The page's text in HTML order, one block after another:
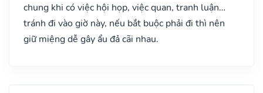
chung khi có việc hội họp, việc quan, tranh luận…
tránh đi vào giờ này, nếu bắt buộc phải đi thì nên
giữ miệng dễ gây ẩu đả cãi nhau.